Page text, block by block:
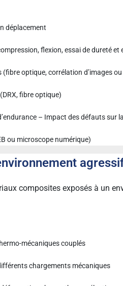
déplacement
flexion, essai de dureté et
optique, corrélation d’images
fibre optique)
– Impact des défauts sur
ou microscope numérique)
composites exposés à un
mécaniques couplés
chargements mécaniques